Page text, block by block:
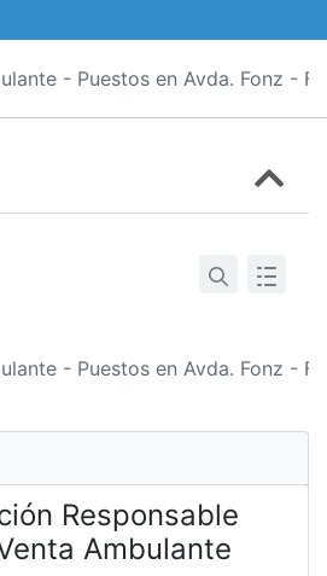
- Puestos en Avda. Fonz -
- Puestos en Avda. Fonz -
Responsable
Ambulante